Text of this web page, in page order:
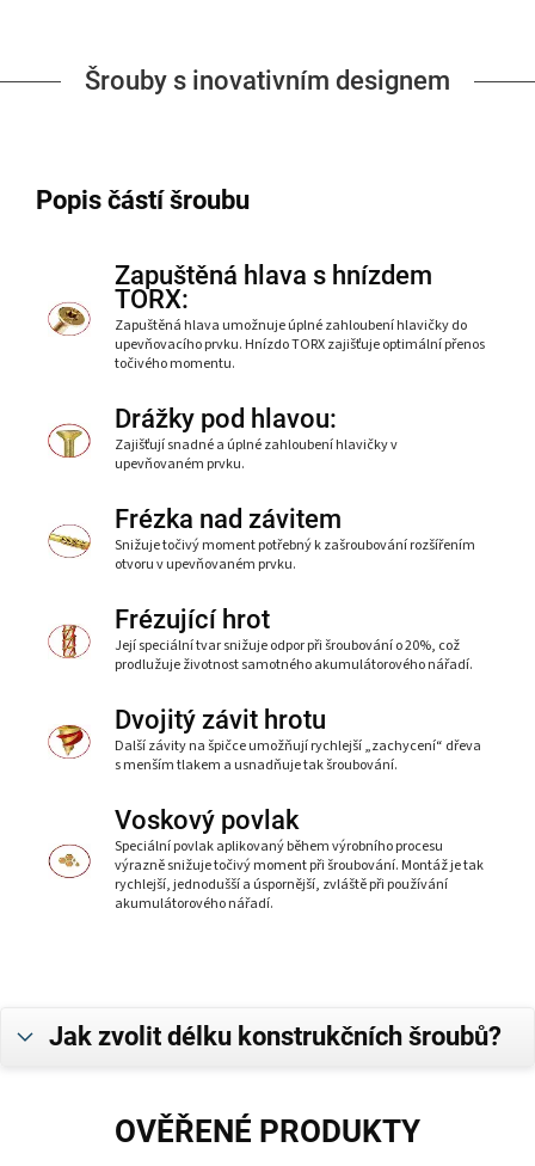
Šrouby s inovativním designem
Popis částí šroubu
Zapuštěná hlava s hnízdem
TORX:
Zapuštěná hlava umožnuje úplné zahloubení hlavičky do
upevňovacího prvku. Hnízdo TORX zajišťuje optimální přenos
točivého momentu.
Drážky pod hlavou:
Zajišťují snadné a úplné zahloubení hlavičky v
upevňovaném prvku.
Frézka nad závitem
Snižuje točivý moment potřebný k zašroubování rozšířením
otvoru v upevňovaném prvku.
Frézující hrot
Její speciální tvar snižuje odpor při šroubování o 20%, což
prodlužuje životnost samotného akumulátorového nářadí.
Dvojitý závit hrotu
Další závity na špičce umožňují rychlejší „zachycení“ dřeva
s menším tlakem a usnadňuje tak šroubování.
Voskový povlak
Speciální povlak aplikovaný během výrobního procesu
výrazně snižuje točivý moment při šroubování. Montáž je tak
rychlejší, jednodušší a úspornější, zvláště při používání
akumulátorového nářadí.
Jak zvolit délku konstrukčních šroubů?
OVĚŘENÉ PRODUKTY